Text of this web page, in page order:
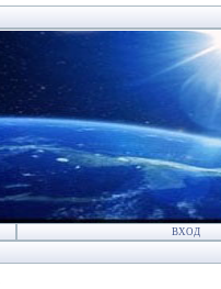
ВХОД